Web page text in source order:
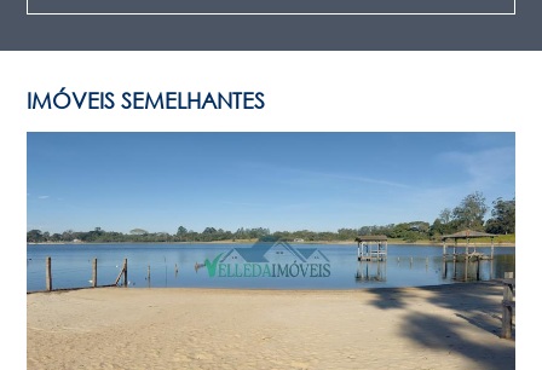
IMÓVEIS SEMELHANTES